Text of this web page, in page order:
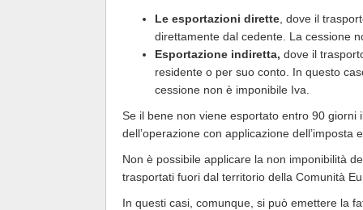
Le esportazioni dirette , dove il
direttamente dal cedente. La cessione
Esportazione indiretta, dove il
residente o per suo conto. In questo
cessione non è imponibile Iva.
Se il bene non viene esportato entro 90
dell’operazione con applicazione dell’imposta
Non è possibile applicare la non imponibilità
trasportati fuori dal territorio della Comunità
In questi casi, comunque, si può emettere la